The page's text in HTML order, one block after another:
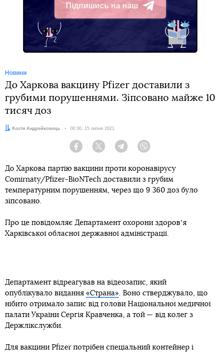
Підпишись на наш
Telegram
Новини
До Харкова вакцину Pfizer доставили з
грубими порушеннями. Зіпсовано майже 10
тисяч доз
Автор:Костя Андрейковець Дата:
00:30, 15 липня 2021
Facebook Twitter Telegram
До Харкова партію вакцини проти коронавірусу
Comirnaty/Pfizer-BioNTech доставили з грубим
температурним порушенням, через що 9 360 доз було
зіпсовано.
Про це повідомляє Департамент охорони здоровʼя
Харківської обласної державної адміністрації.
Департамент відреагував на відеозапис, який
опублікувало видання «Страна». Воно стверджувало, що
нібито отримало запис від голови Національної медичної
палати України Сергія Кравченка, а той — від колег з
Держлікслужби.
Для вакцини Pfizer потрібен спеціальний контейнер і